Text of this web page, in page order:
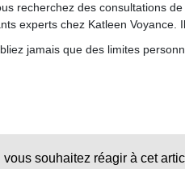
recherchez des consultations
experts chez Katleen Voyance.
jamais que des limites
vous souhaitez réagir à cet